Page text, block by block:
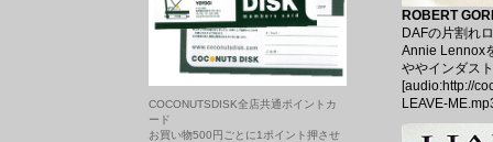
ROBERT
DAFの片割れ
Annie Lennox
ややインダス
[audio:http://
LEAVE-
COCONUTSDISK全店共通ポイントカ
ード
お買い物500円ごとに1ポイント押させ